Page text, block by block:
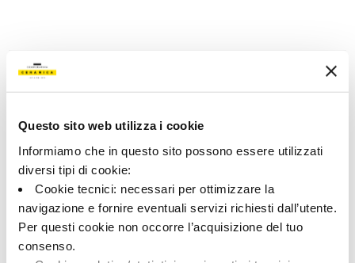
Questo sito web utilizza i cookie
Informiamo che in questo sito possono essere utilizzati
diversi tipi di cookie:
Cookie tecnici: necessari per ottimizzare la
navigazione e fornire eventuali servizi richiesti dall’utente.
Per questi cookie non occorre l’acquisizione del tuo
consenso.
Share: